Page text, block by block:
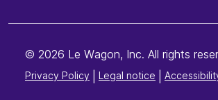
© 2026 Le Wagon, Inc. All rights
Privacy Policy Legal notice